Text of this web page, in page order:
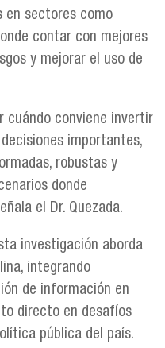
en sectores como
contar con mejores
y mejorar el uso de
cuándo conviene invertir
importantes,
robustas y
donde
el Dr. Quezada.
investigación aborda
integrando
de información en
directo en desafíos
pública del país.